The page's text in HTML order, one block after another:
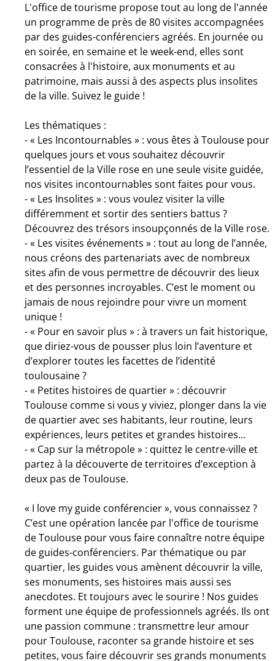
L'office de tourisme propose tout au long de l'année
un programme de près de 80 visites accompagnées
par des guides-conférenciers agréés. En journée ou
en soirée, en semaine et le week-end, elles sont
consacrées à l'histoire, aux monuments et au
patrimoine, mais aussi à des aspects plus insolites
de la ville. Suivez le guide !
Les thématiques :
- « Les Incontournables » : vous êtes à Toulouse pour
quelques jours et vous souhaitez découvrir
l’essentiel de la Ville rose en une seule visite guidée,
nos visites incontournables sont faites pour vous.
- « Les Insolites » : vous voulez visiter la ville
différemment et sortir des sentiers battus ?
Découvrez des trésors insoupçonnés de la Ville rose.
- « Les visites événements » : tout au long de l’année,
nous créons des partenariats avec de nombreux
sites afin de vous permettre de découvrir des lieux
et des personnes incroyables. C’est le moment ou
jamais de nous rejoindre pour vivre un moment
unique !
- « Pour en savoir plus » : à travers un fait historique,
que diriez-vous de pousser plus loin l’aventure et
d’explorer toutes les facettes de l’identité
toulousaine ?
- « Petites histoires de quartier » : découvrir
Toulouse comme si vous y viviez, plonger dans la vie
de quartier avec ses habitants, leur routine, leurs
expériences, leurs petites et grandes histoires...
- « Cap sur la métropole » : quittez le centre-ville et
partez à la découverte de territoires d’exception à
deux pas de Toulouse.
« I love my guide conférencier », vous connaissez ?
C’est une opération lancée par l'office de tourisme
de Toulouse pour vous faire connaître notre équipe
de guides-conférenciers. Par thématique ou par
quartier, les guides vous amènent découvrir la ville,
ses monuments, ses histoires mais aussi ses
anecdotes. Et toujours avec le sourire ! Nos guides
forment une équipe de professionnels agréés. Ils ont
une passion commune : transmettre leur amour
pour Toulouse, raconter sa grande histoire et ses
petites, vous faire découvrir ses grands monuments